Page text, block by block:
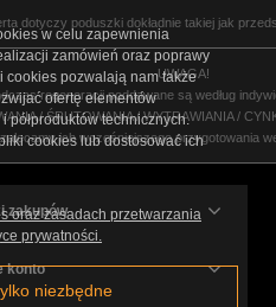
dotyczy poduszki dokładnie takiej jak
UWAGA!
regeneracji poddawane są według
/ ŚRUTOWANIA / WYTRAWIANIA /
ich wcześniejszego przygotowania
zakupów
konto
w celu zapewnienia
zamówień oraz poprawy
cookies pozwalają nam także
ofertę elementów
półproduktów technicznych.
cookies lub dostosować ich
oraz zasadach przetwarzania
prywatności.
niezbędne